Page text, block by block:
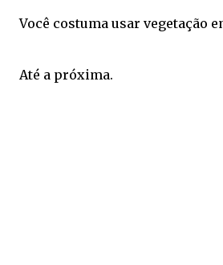
Você costuma usar vegetação
Até a próxima.